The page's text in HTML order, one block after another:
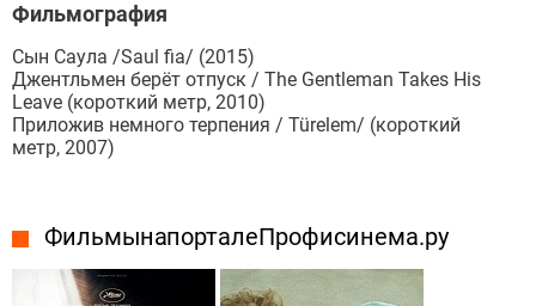
Фильмография
Сын Саула /Saul fia/ (2015)
Джентльмен берёт отпуск / The Gentleman Takes His
Leave (короткий метр, 2010)
Приложив немного терпения / Türelem/ (короткий
метр, 2007)
Фильмы на портале Профисинема.ру